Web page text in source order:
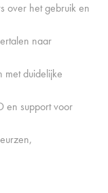
over het gebruik en
naar
met duidelijke
en support voor